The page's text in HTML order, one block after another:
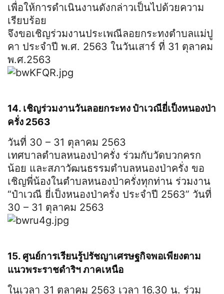
เพื่อให้การดำเนินงานดังกล่าวเป็นไปด้วยความ
เรียบร้อย
จึงขอเชิญร่วมงานประเพณีลอยกระทงตำบลแม่ปู
คา ประจำปี พ.ศ. 2563 ในวันเสาร์ ที่ 31 ตุลาคม
พ.ศ.2563
14. เชิญร่วมงานวันลอยกระทง ป๋าเวณียี่เป็งหนองป่า
ครั่ง 2563
วันที่ 30 – 31 ตุลาคม 2563
เทศบาลตำบลหนองป่าครั่ง ร่วมกับวัดบวกครก
น้อย และสภาวัฒนธรรมตำบลหนองป่าครั่ง ขอ
เชิญพี่น้องในตำบลหนองป่าครั่งทุกท่าน ร่วมงาน
“ป๋าเวณี ยี่เป็งหนองป่าครั่ง ประจำปี 2563” วันที่
30 – 31 ตุลาคม 2563
15. ศูนย์การเรียนรู้ปรัชญาเศรษฐกิจพอเพียงตาม
แนวพระราชดำริฯ ภาคเหนือ
ในเวลา 31 ตุลาคม 2563 เวลา 16.30 น. ร่วม